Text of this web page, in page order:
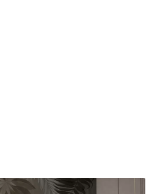
A képet az Ön által
tisztíthatók.